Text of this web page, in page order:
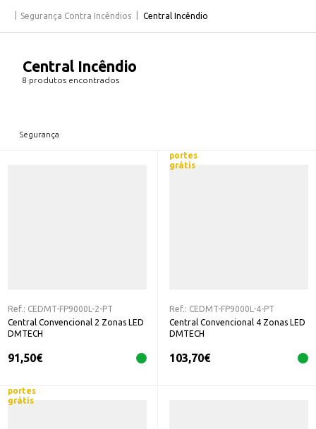
Segurança Contra Incêndios Central Incêndio
Central Incêndio
8 produtos encontrados
Segurança
Ref.: CEDMT-FP9000L-2-PT
Central Convencional 2 Zonas LED
DMTECH
91,50€
portes
grátis
Ref.: CEDMT-FP9000L-4-PT
Central Convencional 4 Zonas LED
DMTECH
103,70€
portes
grátis